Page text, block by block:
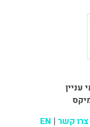
עניין
צרו קשר EN